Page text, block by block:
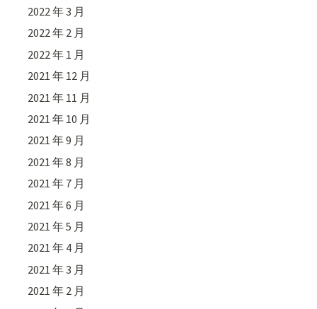
2022 年 3 月
2022 年 2 月
2022 年 1 月
2021 年 12 月
2021 年 11 月
2021 年 10 月
2021 年 9 月
2021 年 8 月
2021 年 7 月
2021 年 6 月
2021 年 5 月
2021 年 4 月
2021 年 3 月
2021 年 2 月